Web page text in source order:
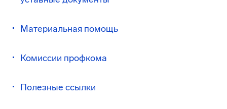
Материальная помощь
Комиссии профкома
Полезные ссылки